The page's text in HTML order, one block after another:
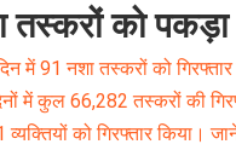
तस्करों को पकड़ा
में 91 नशा तस्करों को
में कुल 66,282 तस्करों की
को गिरफ्तार किया।